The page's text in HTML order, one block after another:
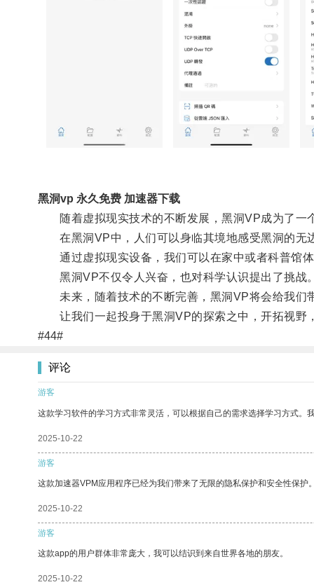
黑洞vp 永久免费 加速器下载
随着虚拟现实技术的不断发展，黑洞VP成为了一
在黑洞VP中，人们可以身临其境地感受黑洞的无
通过虚拟现实设备，我们可以在家中或者科普馆体
黑洞VP不仅令人兴奋，也对科学认识提出了挑战
未来，随着技术的不断完善，黑洞VP将会给我们
让我们一起投身于黑洞VP的探索之中，开拓视野
#44#
评论
游客
这款学习软件的学习方式非常灵活，可以根据自己的需求选择学习方式。
2025-10-22
游客
这款加速器VPM应用程序已经为我们带来了无限的隐私保护和安全性保护
2025-10-22
游客
这款app的用户群体非常庞大，我可以结识到来自世界各地的朋友。
2025-10-22